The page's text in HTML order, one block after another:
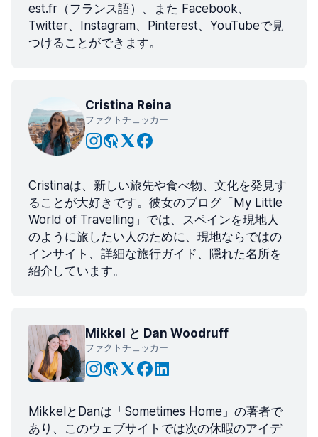
est.fr（フランス語）、また Facebook、
Twitter、Instagram、Pinterest、YouTubeで見
つけることができます。
Cristina Reina
ファクトチェッカー
Cristinaは、新しい旅先や食べ物、文化を発見す
ることが大好きです。彼女のブログ「My Little
World of Travelling」では、スペインを現地人
のように旅したい人のために、現地ならではの
インサイト、詳細な旅行ガイド、隠れた名所を
紹介しています。
Mikkel と Dan Woodruff
ファクトチェッカー
MikkelとDanは「Sometimes Home」の著者で
あり、このウェブサイトでは次の休暇のアイデ